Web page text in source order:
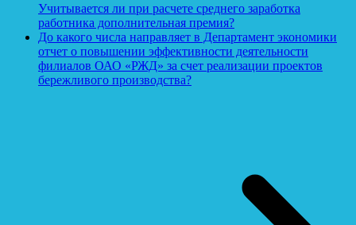
Учитывается ли при расчете среднего заработка
работника дополнительная премия?
До какого числа направляет в Департамент экономики
отчет о повышении эффективности деятельности
филиалов ОАО «РЖД» за счет реализации проектов
бережливого производства?